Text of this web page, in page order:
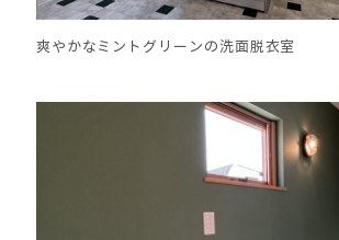
爽やかなミントグリーンの洗面脱衣室